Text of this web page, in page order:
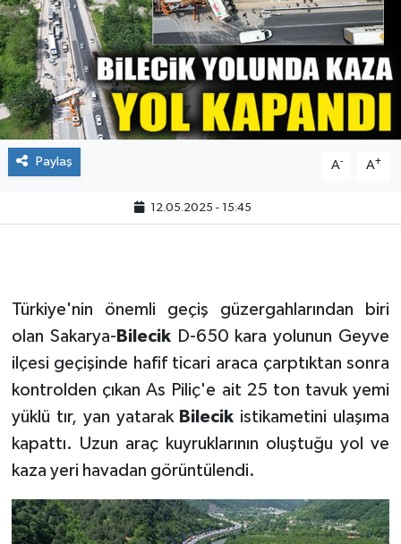
Paylaş A- A+
12.05.2025 - 15:45
Türkiye'nin önemli geçiş güzergahlarından biri
olan Sakarya- BilecikD-650 kara yolunun Geyve
ilçesi geçişinde hafif ticari araca çarptıktan sonra
kontrolden çıkan As Piliç'e ait 25 ton tavuk yemi
yüklü tır, yan yatarak Bilecik istikametini ulaşıma
kapattı. Uzun araç kuyruklarının oluştuğu yol ve
kaza yeri havadan görüntülendi.